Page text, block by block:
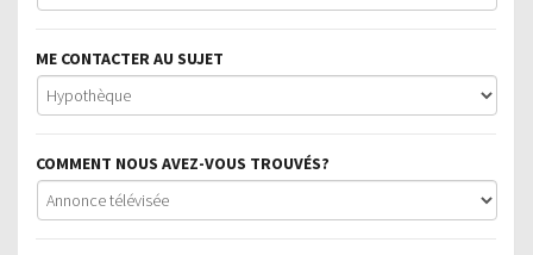
ME CONTACTER AU SUJET
COMMENT NOUS AVEZ-VOUS TROUVÉS?